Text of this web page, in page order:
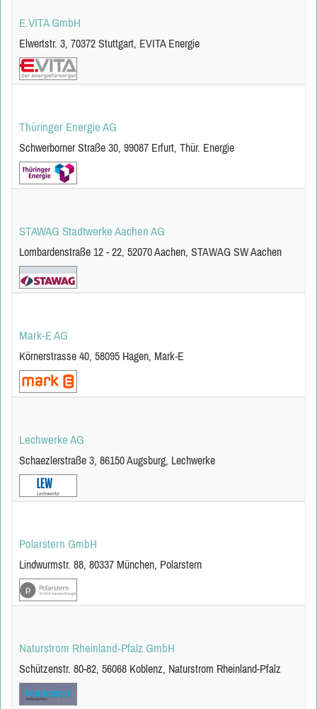
E.VITA GmbH
Elwertstr. 3, 70372 Stuttgart, EVITA Energie
Thüringer Energie AG
Schwerborner Straße 30, 99087 Erfurt, Thür. Energie
STAWAG Stadtwerke Aachen AG
Lombardenstraße 12 - 22, 52070 Aachen, STAWAG SW Aachen
Mark-E AG
Körnerstrasse 40, 58095 Hagen, Mark-E
Lechwerke AG
Schaezlerstraße 3, 86150 Augsburg, Lechwerke
Polarstern GmbH
Lindwurmstr. 88, 80337 München, Polarstern
Naturstrom Rheinland-Pfalz GmbH
Schützenstr. 80-82, 56068 Koblenz, Naturstrom Rheinland-Pfalz